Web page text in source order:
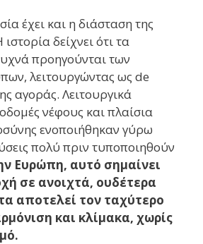
έχει και η διάσταση της
δείχνει ότι τα
προηγούνται των
λειτουργώντας ως de
αγοράς. Λειτουργικά
νέφους και πλαίσια
ενοποιήθηκαν γύρω
πολύ πριν τυποποιηθούν
Ευρώπη, αυτό σημαίνει
σε ανοιχτά, ουδέτερα
αποτελεί τον ταχύτερο
και κλίμακα, χωρίς